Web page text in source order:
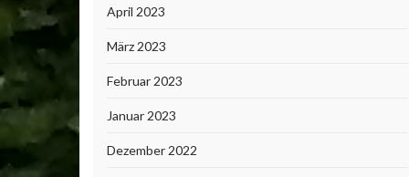
April 2023
März 2023
Februar 2023
Januar 2023
Dezember 2022